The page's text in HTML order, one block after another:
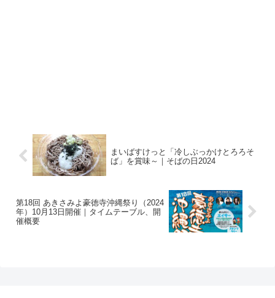
まいばすけっと「冷しぶっかけとろろそ
ば」を賞味～｜そばの日2024
第18回 あきさみよ豪徳寺沖縄祭り（2024
年）10月13日開催｜タイムテーブル、開
催概要